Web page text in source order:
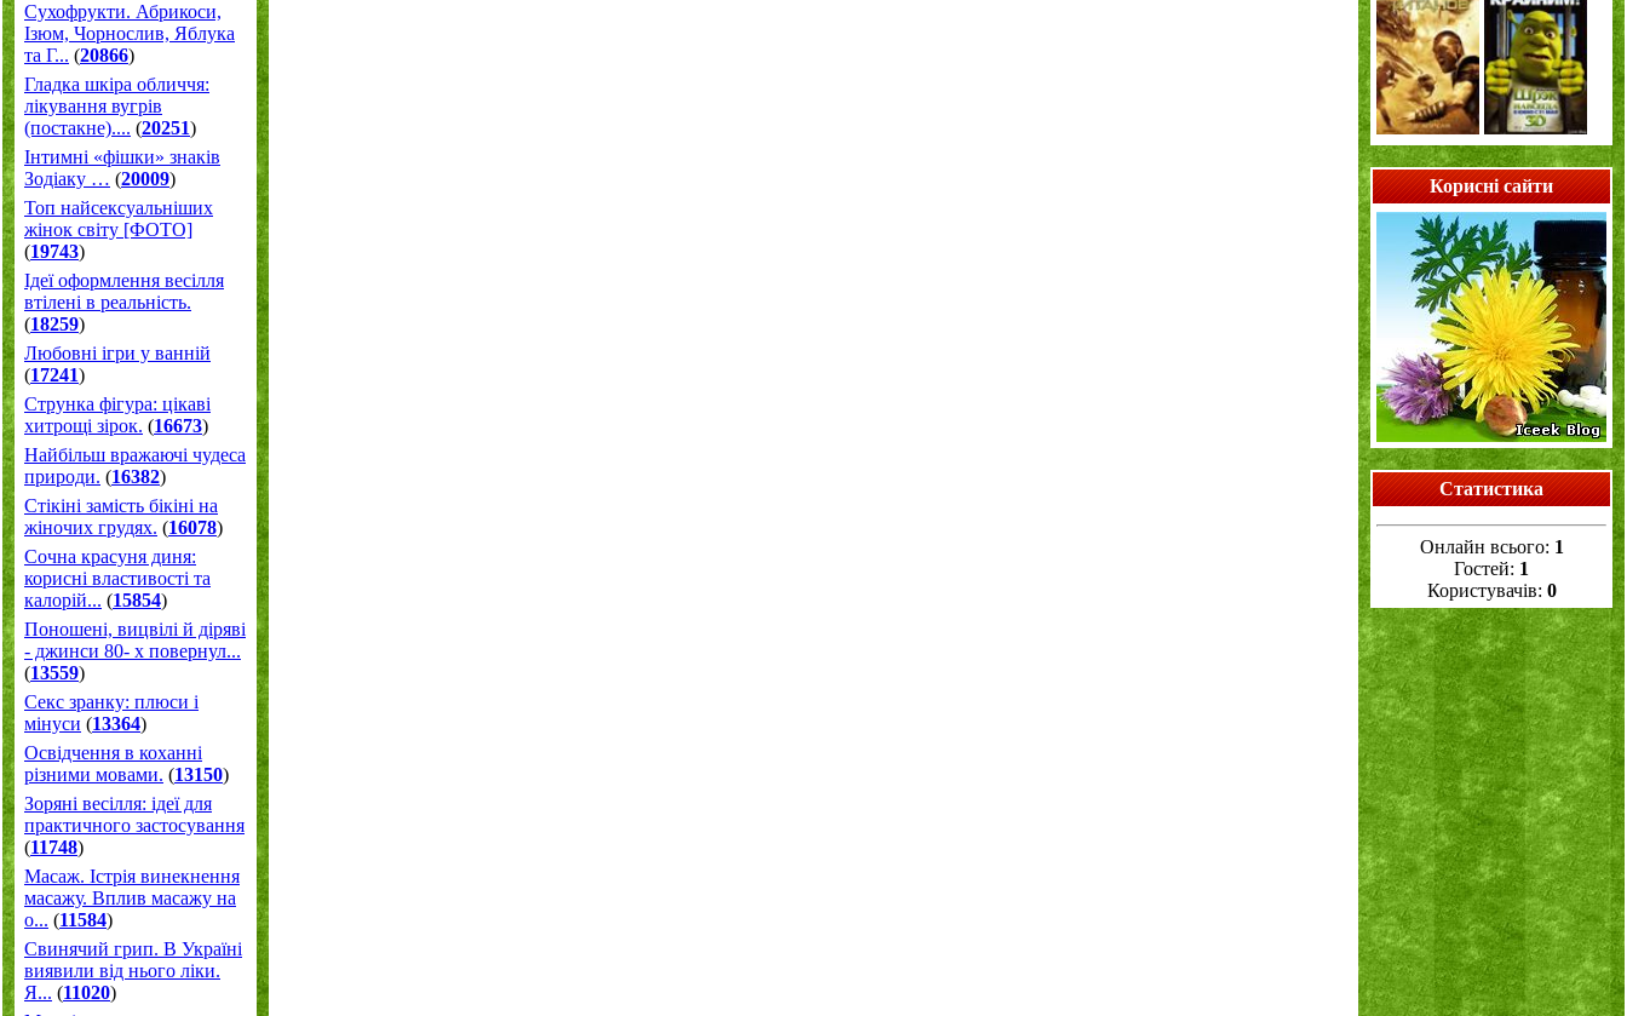
Cухофрукти. Абрикоси,
Ізюм, Чорнослив, Яблука
та Г... (20866)
Гладка шкіра обличчя:
лікування вугрів
(постакне).... (20251)
Інтимні «фішки» знаків
Зодіаку … (20009)
Топ найсексуальніших
жінок світу [ФОТО]
(19743)
Ідеї оформлення весілля
втілені в реальність.
(18259)
Любовні ігри у ванній
(17241)
Струнка фігура: цікаві
хитрощі зірок. (16673)
Найбільш вражаючі чудеса
природи. (16382)
Стікіні замість бікіні на
жіночих грудях. (16078)
Сочна красуня диня:
корисні властивості та
калорій... (15854)
Поношені, вицвілі й діряві
- джинси 80- х повернул...
(13559)
Секс зранку: плюси і
мінуси (13364)
Освідчення в коханні
різними мовами. (13150)
Зоряні весілля: ідеї для
практичного застосування
(11748)
Масаж. Істрія винекнення
масажу. Вплив масажу на
о... (11584)
Свинячий грип. В Україні
виявили від нього ліки.
Я... (11020)
Корисні сайти
Статистика
Онлайн всього: 1
Гостей: 1
Користувачів: 0